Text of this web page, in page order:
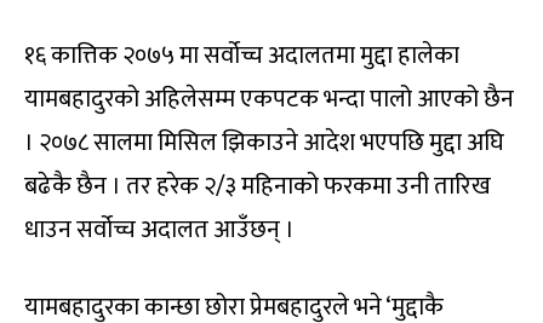
१६ कात्तिक २०७५ मा सर्वोच्च अदालतमा मुद्दा हालेका
यामबहादुरको अहिलेसम्म एकपटक भन्दा पालो आएको छैन
। २०७८ सालमा मिसिल झिकाउने आदेश भएपछि मुद्दा अघि
बढेकै छैन । तर हरेक २/३ महिनाको फरकमा उनी तारिख
धाउन सर्वोच्च अदालत आउँछन् ।
यामबहादुरका कान्छा छोरा प्रेमबहादुरले भने ‘मुद्दाकै